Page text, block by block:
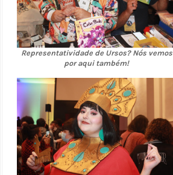
Representatividade de Ursos? Nós vemos
por aqui também!